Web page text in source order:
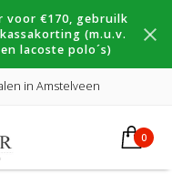
voor €170, gebruilk
(m.u.v.
lacoste polo´s)
in Amstelveen
0